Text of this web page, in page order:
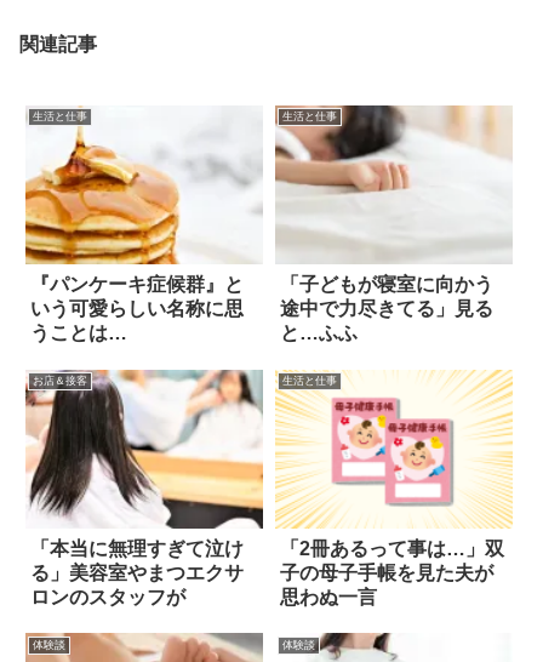
関連記事
生活と仕事
『パンケーキ症候群』と
いう可愛らしい名称に思
うことは…
生活と仕事
「子どもが寝室に向かう
途中で力尽きてる」見る
と…ふふ
お店＆接客
「本当に無理すぎて泣け
る」美容室やまつエクサ
ロンのスタッフが
生活と仕事
「2冊あるって事は…」双
子の母子手帳を見た夫が
思わぬ一言
体験談 体験談